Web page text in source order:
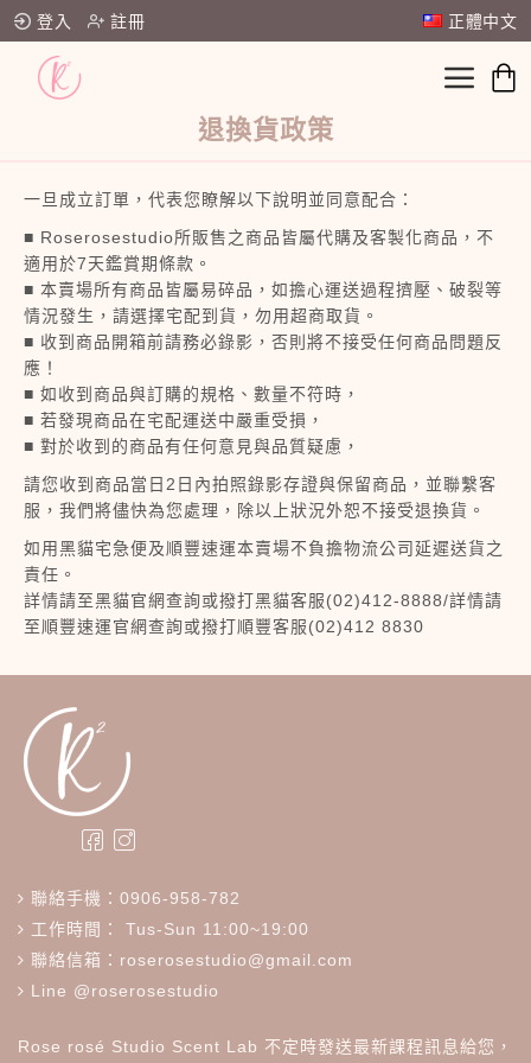
登入 註冊 正體中文
退換貨政策
一旦成立訂單，代表您瞭解以下說明並同意配合：
■ Roserosestudio所販售之商品皆屬代購及客製化商品，不
適用於7天鑑賞期條款。
■ 本賣場所有商品皆屬易碎品，如擔心運送過程擠壓、破裂等
情況發生，請選擇宅配到貨，勿用超商取貨。
■ 收到商品開箱前請務必錄影，否則將不接受任何商品問題反
應！
■ 如收到商品與訂購的規格、數量不符時，
■ 若發現商品在宅配運送中嚴重受損，
■ 對於收到的商品有任何意見與品質疑慮，
請您收到商品當日2日內拍照錄影存證與保留商品，並聯繫客
服，我們將儘快為您處理，除以上狀況外恕不接受退換貨。
如用黑貓宅急便及順豐速運本賣場不負擔物流公司延遲送貨之
責任。
詳情請至黑貓官網查詢或撥打黑貓客服(02)412-8888/詳情請
至順豐速運官網查詢或撥打順豐客服(02)412 8830
聯絡手機：0906-958-782
工作時間： Tus-Sun 11:00~19:00
聯絡信箱：roserosestudio@gmail.com
Line @roserosestudio
Rose rosé Studio Scent Lab 不定時發送最新課程訊息給您，